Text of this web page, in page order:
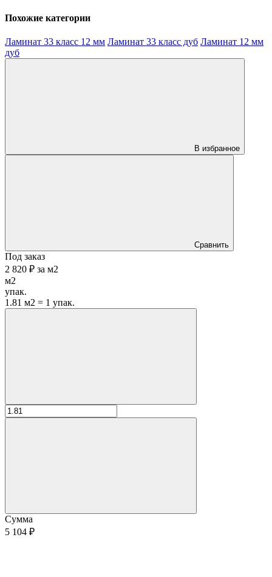
Похожие категории
Ламинат 33 класс 12 мм Ламинат 33 класс дуб Ламинат 12 мм
дуб
В избранное
Сравнить
Под заказ
2 820 ₽ за м2
м2
упак.
1.81 м2 = 1 упак.
Сумма
5 104 ₽